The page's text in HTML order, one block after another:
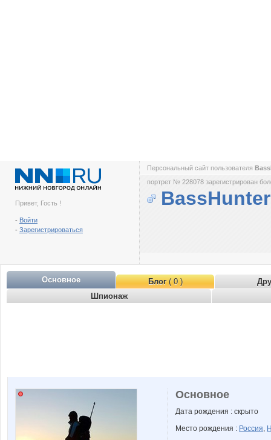
Привет, Гость !
- Войти
- Зарегистрироваться
Персональный сайт пользователя
портрет № 228078 зарегистрирован
BassHunter
Основное Блог( 0 )
Шпионаж
Основное
Дата рождения : скрыто
Место рождения : Россия,